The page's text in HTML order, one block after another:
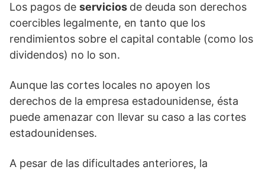
Los pagos de servicios de deuda son derechos
coercibles legalmente, en tanto que los
rendimientos sobre el capital contable (como los
dividendos) no lo son.
Aunque las cortes locales no apoyen los
derechos de la empresa estadounidense, ésta
puede amenazar con llevar su caso a las cortes
estadounidenses.
A pesar de las dificultades anteriores, la